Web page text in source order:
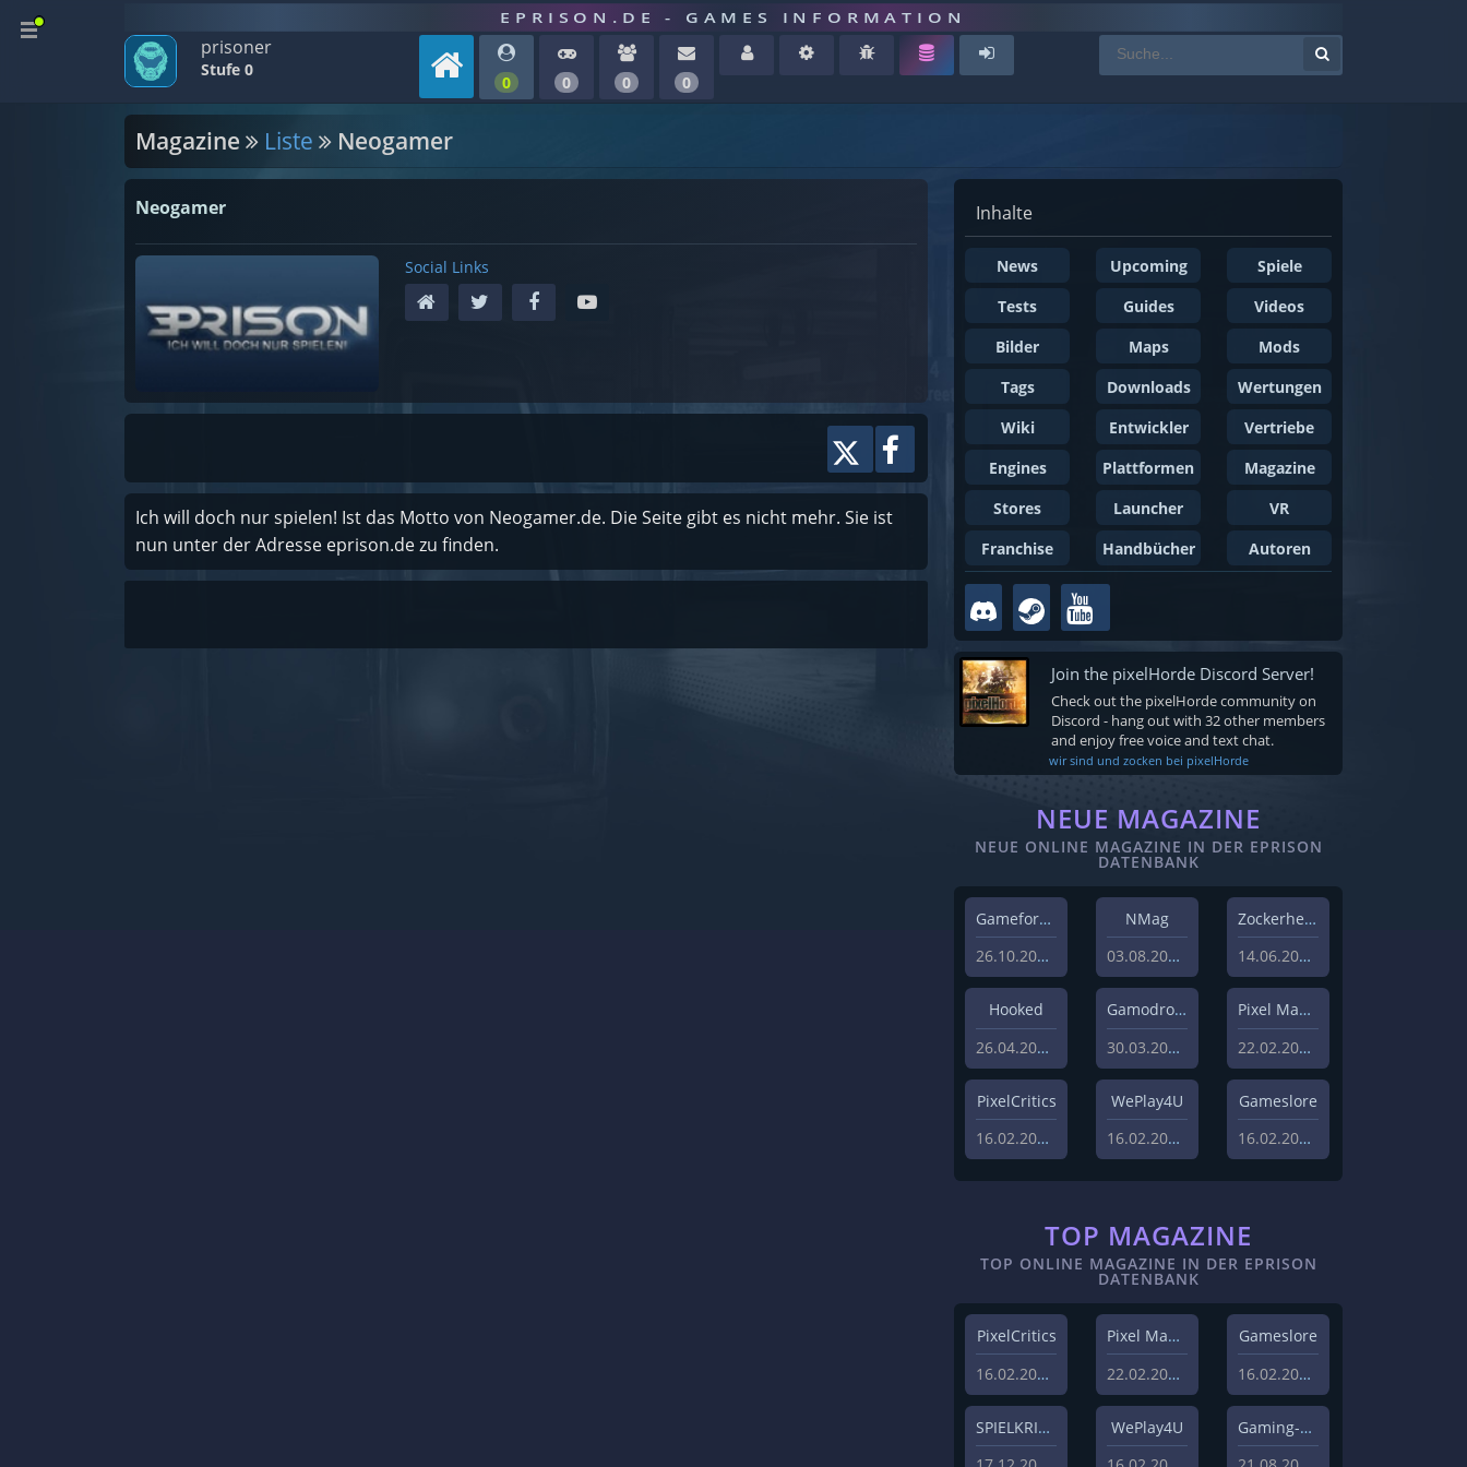
EPRISON.DE - GAMES INFORMATION
prisoner
Stufe 0
0 0 0 0
Magazine Liste Neogamer
Neogamer
Social Links
Ich will doch nur spielen! Ist das Motto von Neogamer.de. Die Seite gibt es nicht mehr. Sie ist
nun unter der Adresse eprison.de zu finden.
Inhalte
News Upcoming
Spiele
Tests
Guides
Videos
Bilder
Maps
Mods
Tags
Downloads
Wertungen
Wiki
Entwickler
Vertriebe
Engines
Plattformen
Magazine
Stores
Launcher
VR
Franchise
Handbücher Autoren
Join the pixelHorde Discord Server!
Check out the pixelHorde community on
Discord - hang out with 32 other members
and enjoy free voice and text chat.
wir sind und zocken bei pixelHorde
NEUE MAGAZINE
NEUE ONLINE MAGAZINE IN DER EPRISON
DATENBANK
Gameforest
26.10.2023
NMag
03.08.2022
Zockerheim
14.06.2022
Hooked
26.04.2022
Gamodrome
30.03.2022
Pixel Magazin
22.02.2021
PixelCritics
16.02.2021
WePlay4U
16.02.2021
Gameslore
16.02.2021
TOP MAGAZINE
TOP ONLINE MAGAZINE IN DER EPRISON
DATENBANK
PixelCritics
16.02.2021
Pixel Magazin
22.02.2021
Gameslore
16.02.2021
SPIELKRITIK
WePlay4U
Gaming-Grounds